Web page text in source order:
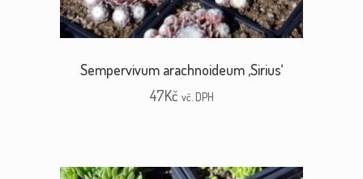
Sempervivum arachnoideum ‚Sirius‘
47Kč vč. DPH